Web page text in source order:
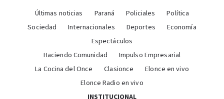
Últimas noticias Paraná Policiales
Política
Sociedad
Internacionales Deportes
Economía
Espectáculos
Haciendo Comunidad
Impulso Empresarial
La Cocina del Once
Clasionce
Elonce en vivo
Elonce Radio en vivo
INSTITUCIONAL